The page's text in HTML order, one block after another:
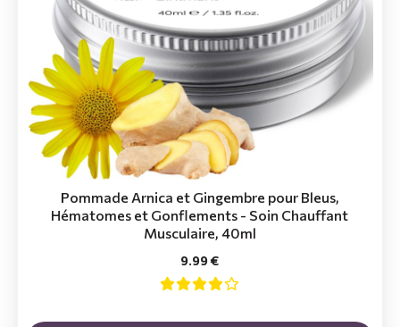
Pommade Arnica et Gingembre pour Bleus,
Hématomes et Gonflements - Soin Chauffant
Musculaire, 40ml
9.99 €